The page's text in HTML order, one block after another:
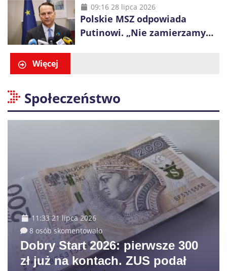
polskich ulicach”
09:16 28 lipca 2026
Polskie MSZ odpowiada
Putinowi. „Nie zamierzamy
Więcej
Społeczeństwo
11:33 21 lipca 2026
8 osób skomentowało
Dobry Start 2026: pierwsze 300
zł już na kontach. ZUS podał